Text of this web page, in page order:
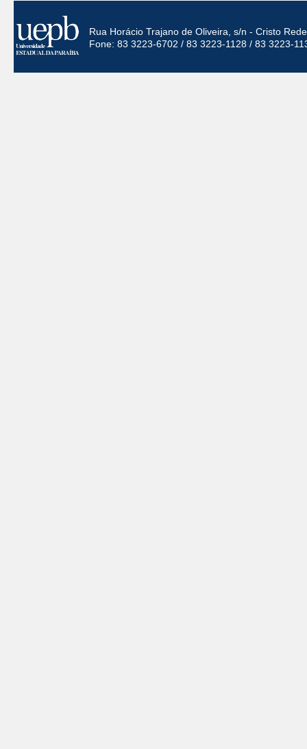
Rua Horácio Trajano de Oliveira, s/n - Cristo
Fone: 83 3223-6702 / 83 3223-1128 / 83 3223-